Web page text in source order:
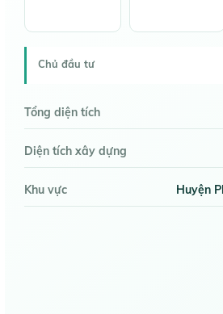
Chủ đầu tư
Tổng diện tích
Diện tích xây dựng
Khu vực Huyện